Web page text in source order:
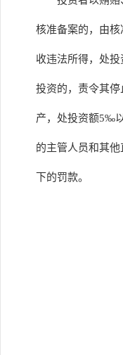
核准备案的，由
收违法所得，处
投资的，责令其
产，处投资额5‰
的主管人员和其
下的罚款。